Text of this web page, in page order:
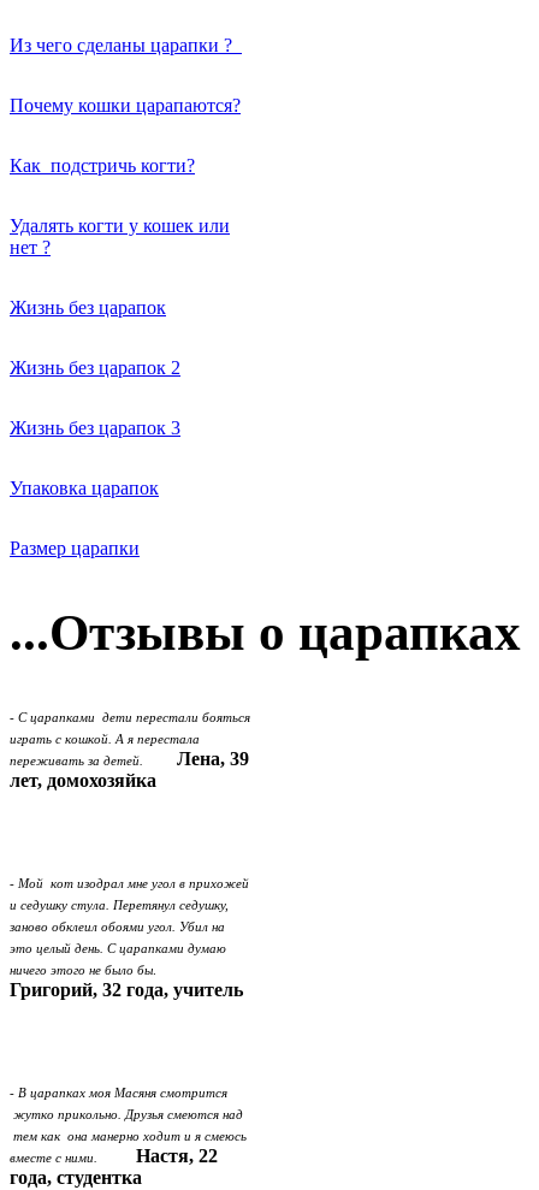
Из чего сделаны царапки ?
Почему кошки царапаются?
Как подстричь когти?
Удалять когти у кошек или
нет ?
Жизнь без царапок
Жизнь без царапок 2
Жизнь без царапок 3
Упаковка царапок
Размер царапки
...Отзывы о царапках
- С царапками дети перестали бояться
играть с кошкой. А я перестала
переживать за детей.
Лена, 39
лет, домохозяйка
- Мой кот изодрал мне угол в прихожей
и седушку стула. Перетянул седушку,
заново обклеил обоями угол. Убил на
это целый день. С царапками думаю
ничего этого не было бы
Григорий, 32 года, учитель
- В царапках моя Масяня смотрится
жутко прикольно. Друзья смеются над
тем как она манерно ходит и я смеюсь
вместе с ними.
Настя, 22
года, студентка